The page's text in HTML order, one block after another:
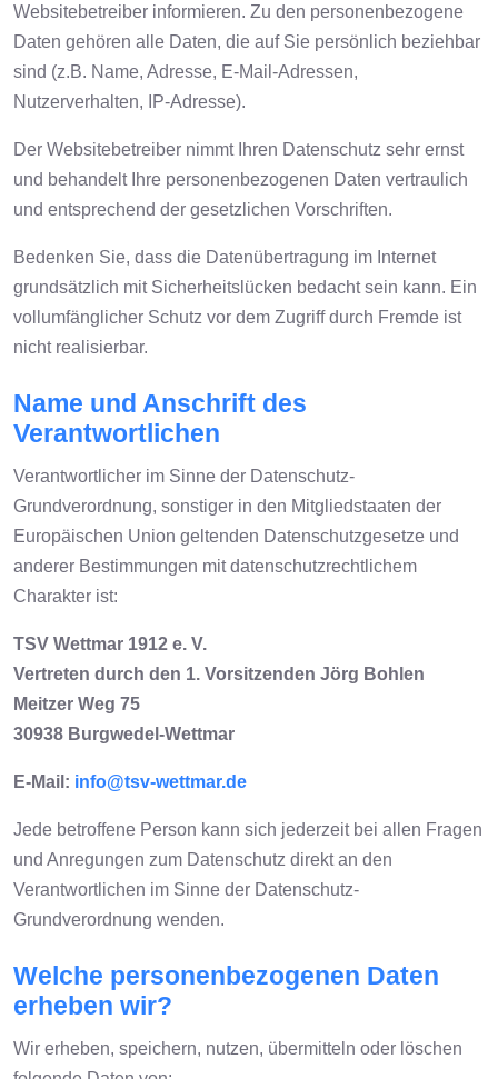
Websitebetreiber informieren. Zu den personenbezogene
Daten gehören alle Daten, die auf Sie persönlich beziehbar
sind (z.B. Name, Adresse, E-Mail-Adressen,
Nutzerverhalten, IP-Adresse).
Der Websitebetreiber nimmt Ihren Datenschutz sehr ernst
und behandelt Ihre personenbezogenen Daten vertraulich
und entsprechend der gesetzlichen Vorschriften.
Bedenken Sie, dass die Datenübertragung im Internet
grundsätzlich mit Sicherheitslücken bedacht sein kann. Ein
vollumfänglicher Schutz vor dem Zugriff durch Fremde ist
nicht realisierbar.
Name und Anschrift des
Verantwortlichen
Verantwortlicher im Sinne der Datenschutz-
Grundverordnung, sonstiger in den Mitgliedstaaten der
Europäischen Union geltenden Datenschutzgesetze und
anderer Bestimmungen mit datenschutzrechtlichem
Charakter ist:
TSV Wettmar 1912 e. V.
Vertreten durch den 1. Vorsitzenden Jörg Bohlen
Meitzer Weg 75
30938 Burgwedel-Wettmar
E-Mail: info@tsv-wettmar.de
Jede betroffene Person kann sich jederzeit bei allen Fragen
und Anregungen zum Datenschutz direkt an den
Verantwortlichen im Sinne der Datenschutz-
Grundverordnung wenden.
Welche personenbezogenen Daten
erheben wir?
Wir erheben, speichern, nutzen, übermitteln oder löschen